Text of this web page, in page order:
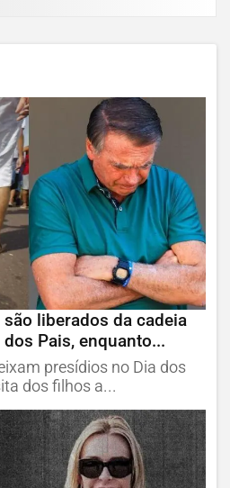
liberados da cadeia
dos Pais, enquanto...
presídios no Dia dos
dos filhos a...